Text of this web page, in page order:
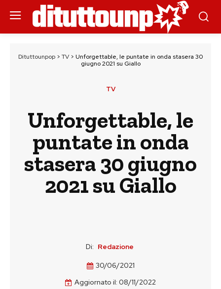
Dituttounpop > TV > Unforgettable, le puntate in onda stasera 30
giugno 2021 su Giallo
TV
Unforgettable, le
puntate in onda
stasera 30 giugno
2021 su Giallo
Di: Redazione
30/06/2021
Aggiornato il: 08/11/2022